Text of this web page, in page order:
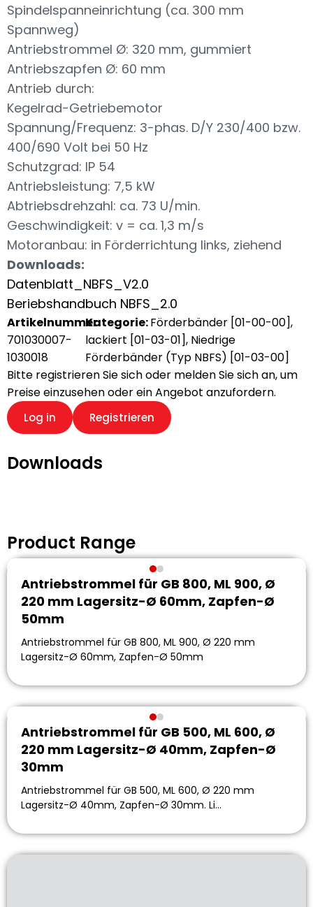
Spindelspanneinrichtung (ca. 300 mm
Spannweg)
Antriebstrommel Ø: 320 mm, gummiert
Antriebszapfen Ø: 60 mm
Antrieb durch:
Kegelrad-Getriebemotor
Spannung/Frequenz: 3-phas. D/Y 230/400 bzw.
400/690 Volt bei 50 Hz
Schutzgrad: IP 54
Antriebsleistung: 7,5 kW
Abtriebsdrehzahl: ca. 73 U/min.
Geschwindigkeit: v = ca. 1,3 m/s
Motoranbau: in Förderrichtung links, ziehend
Downloads:
Datenblatt_NBFS_V2.0
Beriebshandbuch NBFS_2.0
Artikelnummer:
701030007-
1030018
Kategorie:Förderbänder [01-00-00],
lackiert [01-03-01], Niedrige
Förderbänder (Typ NBFS) [01-03-00]
Bitte registrieren Sie sich oder melden Sie sich an, um
Preise einzusehen oder ein Angebot anzufordern.
Log in Registrieren
Downloads
Product Range
Antriebstrommel für GB 800, ML 900, Ø
220 mm Lagersitz-Ø 60mm, Zapfen-Ø
50mm
Antriebstrommel für GB 800, ML 900, Ø 220 mm
Lagersitz-Ø 60mm, Zapfen-Ø 50mm
Antriebstrommel für GB 500, ML 600, Ø
220 mm Lagersitz-Ø 40mm, Zapfen-Ø
30mm
Antriebstrommel für GB 500, ML 600, Ø 220 mm
Lagersitz-Ø 40mm, Zapfen-Ø 30mm. Li…